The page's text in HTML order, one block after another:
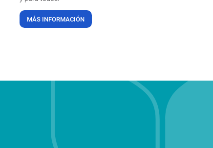
MÁS INFORMACIÓN